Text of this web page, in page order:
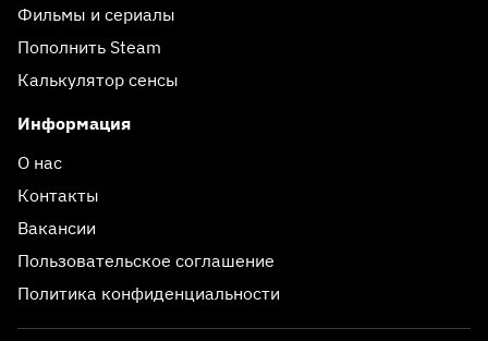
Фильмы и сериалы
Пополнить Steam
Калькулятор сенсы
Информация
О нас
Контакты
Вакансии
Пользовательское соглашение
Политика конфиденциальности